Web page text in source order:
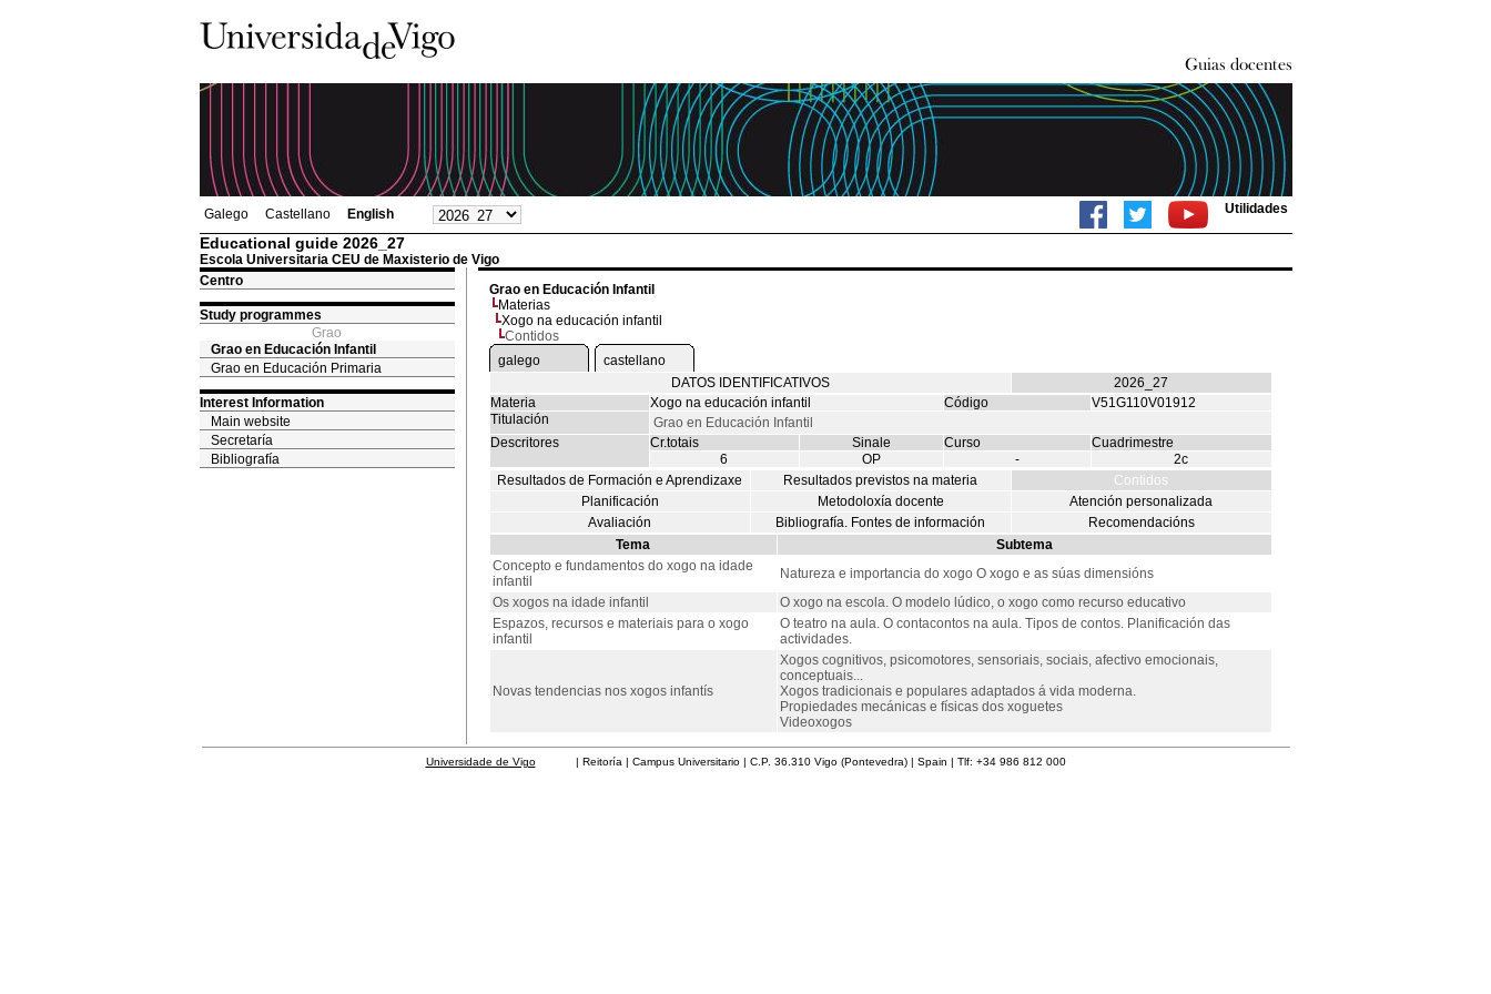
Galego Castellano English Utilidades
Educational guide 2026_27
Escola Universitaria CEU de Maxisterio de Vigo
Centro
Study programmes
Grao
Grao en Educación Infantil
Grao en Educación Primaria
Interest Information
Main website
Secretaría
Bibliografía
Grao en Educación Infantil
Materias
Xogo na educación infantil
Contidos
galego
castellano
DATOS IDENTIFICATIVOS
2026_27
Materia
Xogo na educación infantil Código
V51G110V01912
Titulación
Grao en Educación Infantil
Descritores
Cr.totais Sinale Curso
Cuadrimestre
6
OP -
2c
Resultados de Formación e Aprendizaxe
Resultados previstos na materia
Contidos
Planificación
Metodoloxía docente
Atención personalizada
Avaliación
Bibliografía. Fontes de información
Recomendacións
Tema
Subtema
Concepto e fundamentos do xogo na idade
infantil
Natureza e importancia do xogo O xogo e as súas dimensións
Os xogos na idade infantil
O xogo na escola. O modelo lúdico, o xogo como recurso educativo
Espazos, recursos e materiais para o xogo
infantil
O teatro na aula. O contacontos na aula. Tipos de contos. Planificación das
actividades.
Novas tendencias nos xogos infantís
Xogos cognitivos, psicomotores, sensoriais, sociais, afectivo emocionais,
conceptuais...
Xogos tradicionais e populares adaptados á vida moderna.
Propiedades mecánicas e físicas dos xoguetes
Videoxogos
Universidade de Vigo| Reitoría | Campus Universitario | C.P. 36.310 Vigo (Pontevedra) | Spain | Tlf: +34 986 812 000